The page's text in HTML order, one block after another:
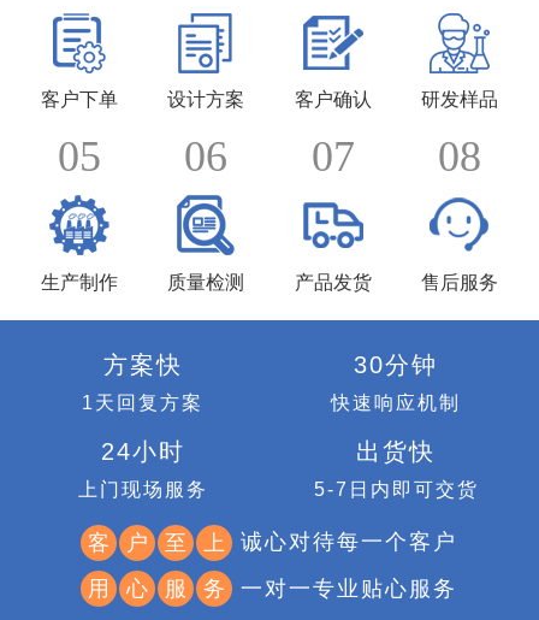
客户下单 设计方案 客户确认 研发样品
05
生产制作
06
质量检测
07
产品发货
08
售后服务
方案快
1天回复方案
30分钟
快速响应机制
24小时
上门现场服务
出货快
5-7日内即可交货
客 户 至 上
诚心对待每一个客户
用
心 服 务 一对一专业贴心服务